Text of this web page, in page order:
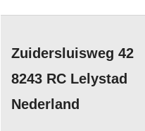
Zuidersluisweg 42
8243 RC Lelystad
Nederland